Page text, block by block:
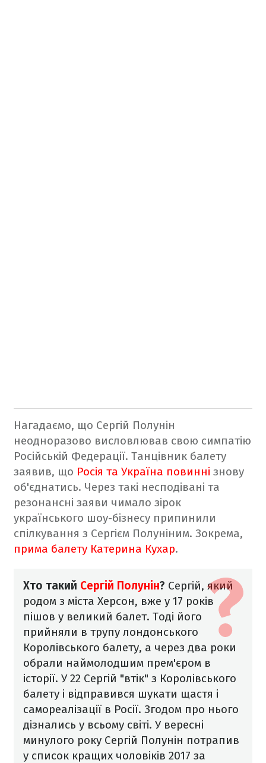
Нагадаємо, що Сергій Полунін
неодноразово висловлював свою симпатію
Російській Федерації. Танцівник балету
заявив, що Росія та Україна повинні знову
об'єднатись. Через такі несподівані та
резонансні заяви чимало зірок
українського шоу-бізнесу припинили
спілкування з Сергієм Полуніним. Зокрема,
прима балету Катерина Кухар.
Хто такий Сергій Полунін? Сергій, який
родом з міста Херсон, вже у 17 років
пішов у великий балет. Тоді його
прийняли в трупу лондонського
Королівського балету, а через два роки
обрали наймолодшим прем'єром в
історії. У 22 Сергій "втік" з Королівського
балету і відправився шукати щастя і
самореалізації в Росії. Згодом про нього
дізнались у всьому світі. У вересні
минулого року Сергій Полунін потрапив
у список кращих чоловіків 2017 за